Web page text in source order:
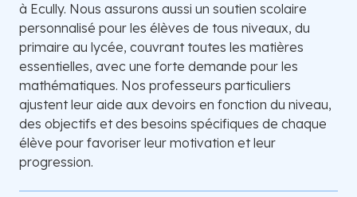
à Ecully. Nous assurons aussi un soutien scolaire
personnalisé pour les élèves de tous niveaux, du
primaire au lycée, couvrant toutes les matières
essentielles, avec une forte demande pour les
mathématiques. Nos professeurs particuliers
ajustent leur aide aux devoirs en fonction du niveau,
des objectifs et des besoins spécifiques de chaque
élève pour favoriser leur motivation et leur
progression.